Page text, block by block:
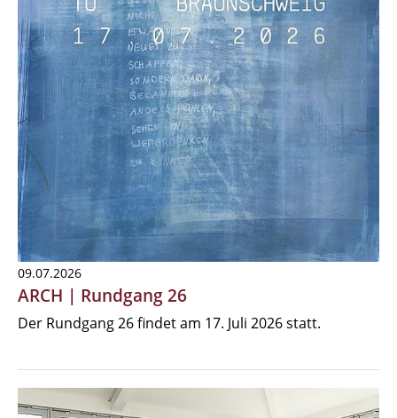
09.07.2026
ARCH | Rundgang 26
Der Rundgang 26 findet am 17. Juli 2026 statt.